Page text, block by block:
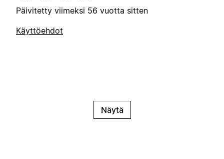
Päivitetty viimeksi 56 vuotta sitten
Käyttöehdot
Näytä